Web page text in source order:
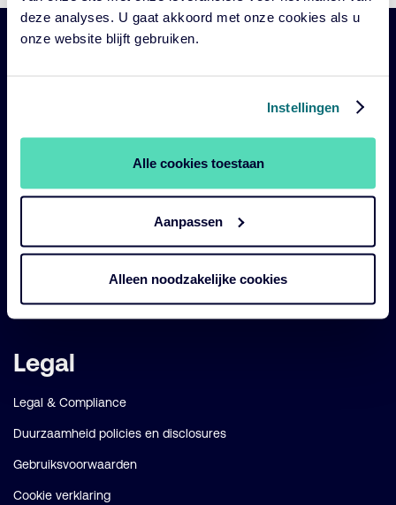
deze analyses. U gaat akkoord met onze cookies als u
onze website blijft gebruiken.
Instellingen
Alle cookies toestaan
Aanpassen
Alleen noodzakelijke cookies
Impact
Diensten
Legal
Legal & Compliance
Duurzaamheid policies en disclosures
Gebruiksvoorwaarden
Cookie verklaring